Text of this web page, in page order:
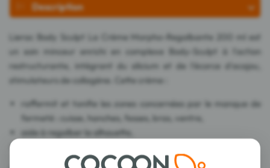
Description
Lierac Body Sculpt La Crème Morpho-Regalbante 200 ml est
un soin minceur enrichi en complexe Body-Sculpt à l'action
restructurante, intégrant du silicium et de l'écorce d'acajou,
stimulateurs de collagène. Cette crème :
raffermit et tonifie les zones concernées par le manque de
fermeté : cuisse, hanches, fesses, bras, ventre,
aide à regalber la silhouette,